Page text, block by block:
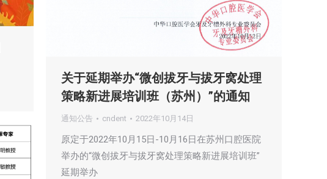
关于延期举办“微创拔牙与拔牙窝处理
策略新进展培训班（苏州）”的通知
通知公告 cndent 2022年10月14日
原定于2022年10月15日-10月16日在苏州口腔医院
举办的“微创拔牙与拔牙窝处理策略新进展培训班”
延期举办